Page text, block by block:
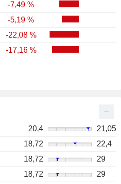
-7,49 %
-5,19 %
-22,08 %
-17,16 %
20,4
21,05
18,72
22,4
18,72
29
18,72
29